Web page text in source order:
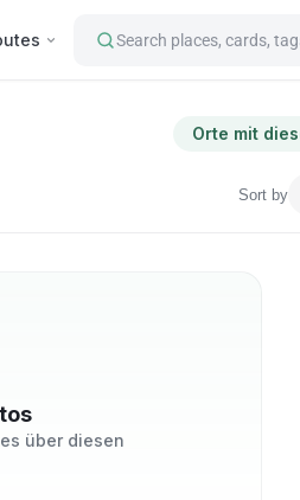
Search places, cards,
Orte mit
Sort by
über diesen